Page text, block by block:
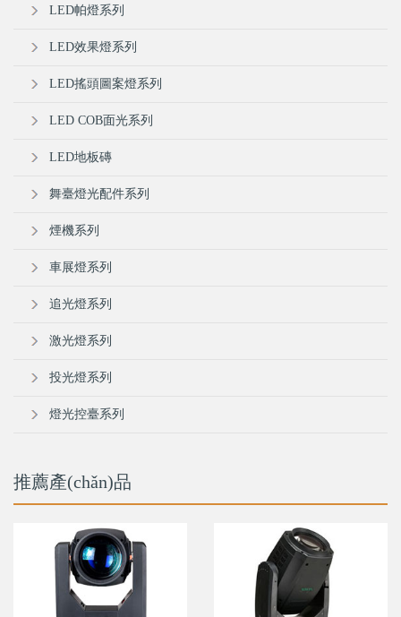
LED帕燈系列
LED效果燈系列
LED搖頭圖案燈系列
LED COB面光系列
LED地板磚
舞臺燈光配件系列
煙機系列
車展燈系列
追光燈系列
激光燈系列
投光燈系列
燈光控臺系列
推薦產(chǎn)品